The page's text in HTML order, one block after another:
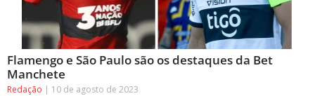
Flamengo e São Paulo são os destaques da Bet
Manchete
Redação 10 de agosto de 2023